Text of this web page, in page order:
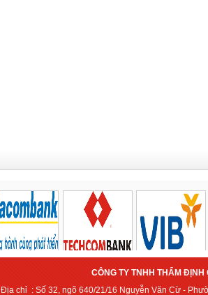
CÔNG TY TNHH THẨM
Địa chỉ : Số 32, ngõ 640/21/16 Nguyễn Văn Cừ -